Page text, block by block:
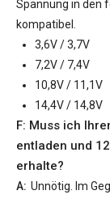
Spannung in den
kompatibel.
3,6V / 3,7V
7,2V / 7,4V
10,8V / 11,1V
14,4V / 14,8V
F: Muss ich
entladen und
erhalte?
A: Unnötig. Im